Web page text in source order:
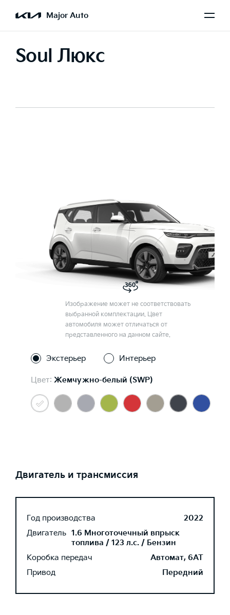
Major Auto
Soul Люкс
Изображение может не соответствовать
выбранной комплектации. Цвет
автомобиля может отличаться от
представленного на данном сайте.
Экстерьер Интерьер
Цвет: Жемчужно-белый (SWP)
Двигатель и трансмиссия
Год производства
2022
Двигатель 1.6 Многоточечный впрыск
топлива / 123 л.с. / Бензин
Коробка передач
Автомат, 6AT
Привод
Передний